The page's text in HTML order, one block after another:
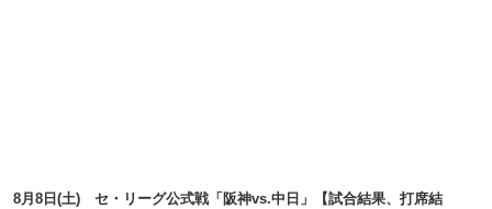
8月8日(土) セ・リーグ公式戦「阪神vs.中日」【試合結果、打席結